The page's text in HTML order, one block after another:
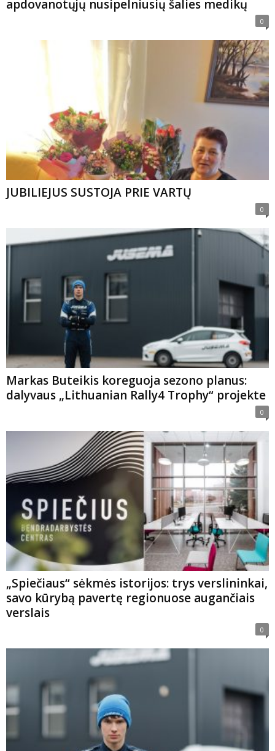
apdovanotųjų nusipelniusių šalies medikų
0
JUBILIEJUS SUSTOJA PRIE VARTŲ
0
Markas Buteikis koreguoja sezono planus:
dalyvaus „Lithuanian Rally4 Trophy“ projekte
0
„Spiečiaus“ sėkmės istorijos: trys verslininkai,
savo kūrybą pavertę regionuose augančiais
verslais
0